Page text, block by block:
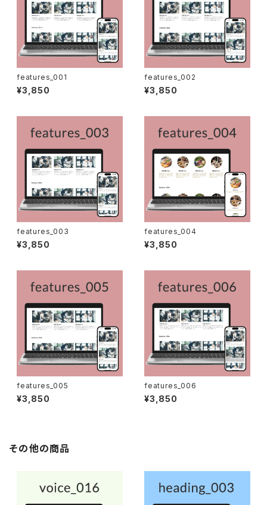
features_001
¥3,850
features_002
¥3,850
features_003
¥3,850
features_004
¥3,850
features_005
¥3,850
features_006
¥3,850
その他の商品